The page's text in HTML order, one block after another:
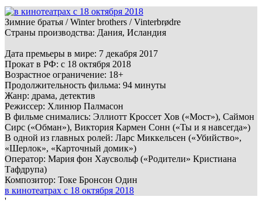
Зимние братья / Winter brothers / Vinterbrødre
Страны производства: Дания, Исландия
Дата премьеры в мире: 7 декабря 2017
Прокат в РФ: с 18 октября 2018
Возрастное ограничение: 18+
Продолжительность фильма: 94 минуты
Жанр: драма, детектив
Режиссер: Хлинюр Палмасон
В фильме снимались: Эллиотт Кроссет Хов («Мост»), Саймон
Сирс («Обман»), Виктория Кармен Сонн («Ты и я навсегда»)
В одной из главных ролей: Ларс Миккельсен («Убийство»,
«Шерлок», «Карточный домик»)
Оператор: Мария фон Хаусвольф («Родители» Кристиана
Тафдрупа)
Композитор: Токе Бронсон Один
в кинотеатрах c 18 октября 2018
'